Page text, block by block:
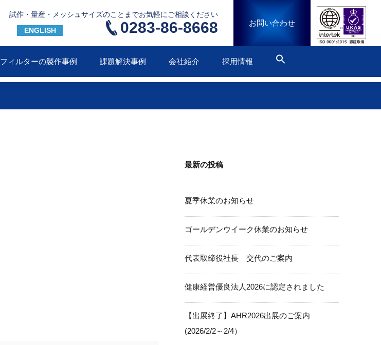
試作・量産・メッシュサイズのことまでお気軽にご相談ください
ENGLISH 0283-86-8668 お問い合わせ
フィルターの製作事例 課題解決事例 会社紹介 採用情報
最新の投稿
夏季休業のお知らせ
ゴールデンウイーク休業のお知らせ
代表取締役社長 交代のご案内
健康経営優良法人2026に認定されました
【出展終了】AHR2026出展のご案内
(2026/2/2～2/4）